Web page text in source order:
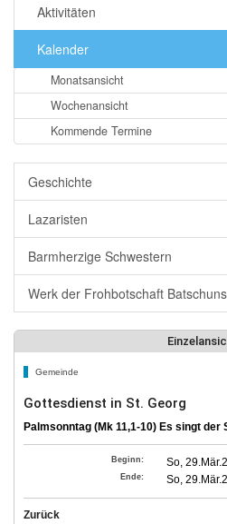
Aktivitäten
Kalender
Monatsansicht
Wochenansicht
Kommende Termine
Geschichte
Lazaristen
Barmherzige Schwestern
Werk der Frohbotschaft Batschuns
Gemeinde
Gottesdienst in St. Georg
Palmsonntag (Mk 11,1-10) Es singt der
Beginn: So,
Ende: So,
Zurück